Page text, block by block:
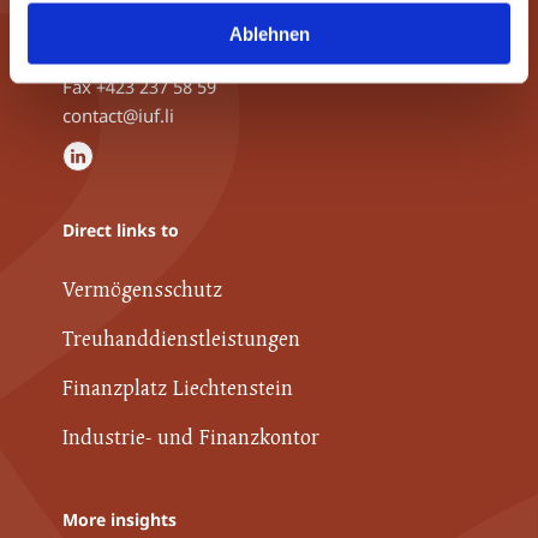
Ablehnen
Phone+423 237 58 58
Fax +423 237 58 59
contact@iuf.li
Direct links to
Vermögensschutz
Treuhanddienstleistungen
Finanzplatz Liechtenstein
Industrie- und Finanzkontor
More insights